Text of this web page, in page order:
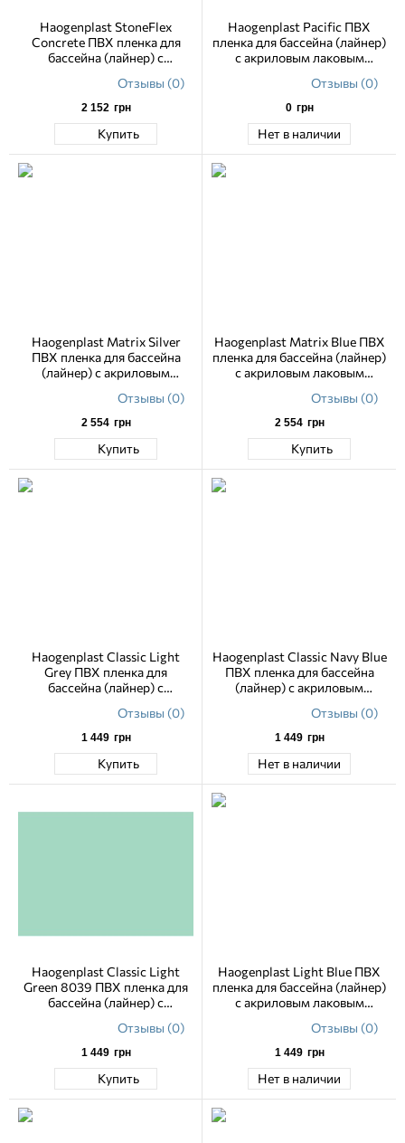
Haogenplast StoneFlex
Concrete ПВХ пленка для
бассейна (лайнер) с
покрытием 1.65м
Отзывы (0)
2 152 грн
Купить
Haogenplast Pacific ПВХ
пленка для бассейна (лайнер)
с акриловым лаковым
Отзывы (0)
0 грн
Нет в наличии
Haogenplast Matrix Silver
ПВХ пленка для бассейна
(лайнер) с акриловым
Отзывы (0)
2 554 грн
Купить
Haogenplast Matrix Blue ПВХ
пленка для бассейна (лайнер)
с акриловым лаковым
Отзывы (0)
2 554 грн
Купить
Haogenplast Classic Light
Grey ПВХ пленка для
бассейна (лайнер) с
покрытием 1.65 м
Отзывы (0)
1 449 грн
Купить
Haogenplast Classic Navy Blue
ПВХ пленка для бассейна
(лайнер) с акриловым
Отзывы (0)
1 449 грн
Нет в наличии
Haogenplast Classic Light
Green 8039 ПВХ пленка для
бассейна (лайнер) с
покрытием 1.65 м
Отзывы (0)
1 449 грн
Купить
Haogenplast Light Blue ПВХ
пленка для бассейна (лайнер)
с акриловым лаковым
Отзывы (0)
1 449 грн
Нет в наличии